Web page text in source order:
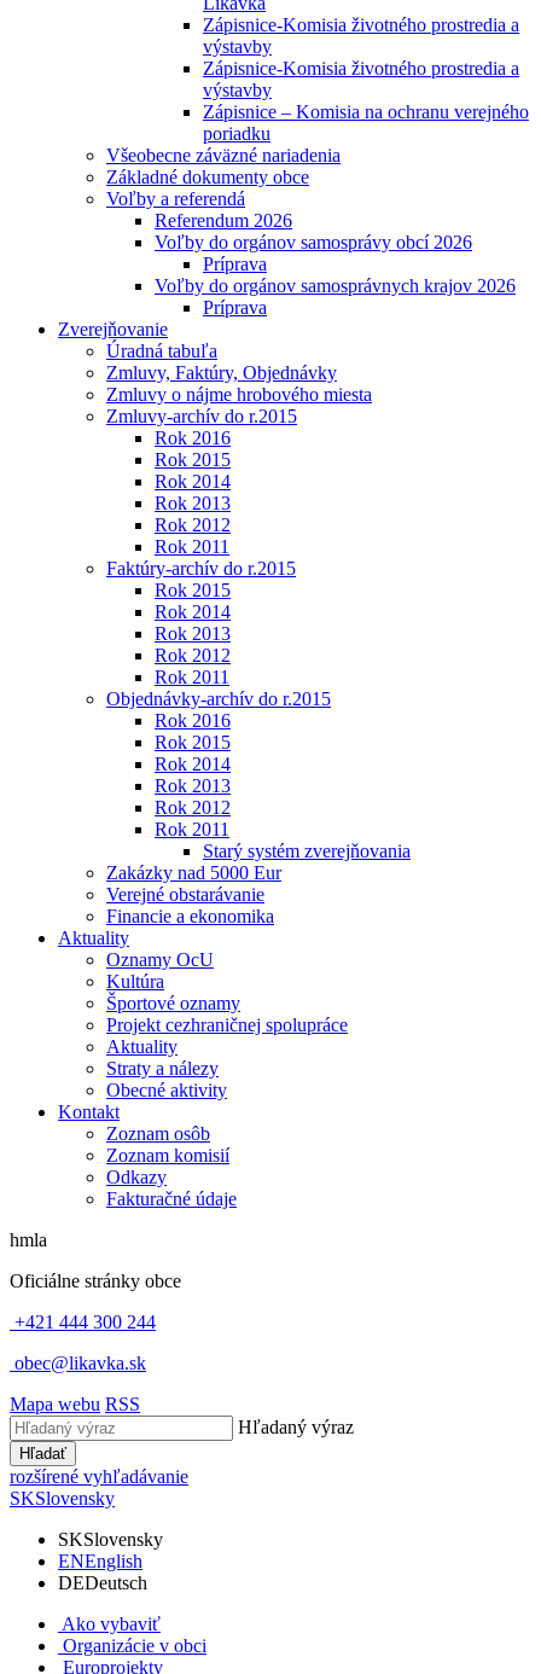
Zápisnice-Komisia životného prostredia a
výstavby
Zápisnice-Komisia životného prostredia a
výstavby
Zápisnice – Komisia na ochranu verejného
poriadku
Všeobecne záväzné nariadenia
Základné dokumenty obce
Voľby a referendá
Referendum 2026
Voľby do orgánov samosprávy obcí 2026
Príprava
Voľby do orgánov samosprávnych krajov 2026
Príprava
Zverejňovanie
Úradná tabuľa
Zmluvy, Faktúry, Objednávky
Zmluvy o nájme hrobového miesta
Zmluvy-archív do r.2015
Rok 2016
Rok 2015
Rok 2014
Rok 2013
Rok 2012
Rok 2011
Faktúry-archív do r.2015
Rok 2015
Rok 2014
Rok 2013
Rok 2012
Rok 2011
Objednávky-archív do r.2015
Rok 2016
Rok 2015
Rok 2014
Rok 2013
Rok 2012
Rok 2011
Starý systém zverejňovania
Zakázky nad 5000 Eur
Verejné obstarávanie
Financie a ekonomika
Aktuality
Oznamy OcU
Kultúra
Športové oznamy
Projekt cezhraničnej spolupráce
Aktuality
Straty a nálezy
Obecné aktivity
Kontakt
Zoznam osôb
Zoznam komisií
Odkazy
Fakturačné údaje
hmla
Oficiálne stránky obce
+421 444 300 244
obec@likavka.sk
Mapa webu RSS
Hľadaný výraz
Hľadať
rozšírené vyhľadávanie
SKSlovensky
SKSlovensky
ENEnglish
DEDeutsch
Ako vybaviť
Organizácie v obci
Europrojekty